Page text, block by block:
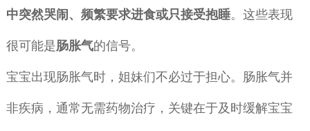
中突然哭闹、频繁要求进食或只接受抱睡。这些表现
很可能是肠胀气的信号。
宝宝出现肠胀气时，姐妹们不必过于担心。肠胀气并
非疾病，通常无需药物治疗，关键在于及时缓解宝宝